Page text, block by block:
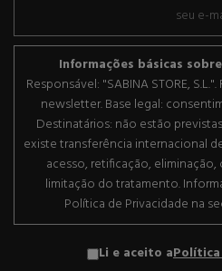
Informações básicas
Responsável: "SABINA STORE,
newsletter. Base legal:
Destinatários: não estão
existe transferência internacional
acesso, retificação,
limitação do tratamento.
Política de Privacidade na
Li e aceito a